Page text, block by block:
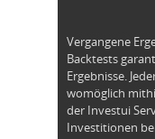
Vergangene
Backtests
Ergebnisse.
womöglich
der Investui
Investitionen